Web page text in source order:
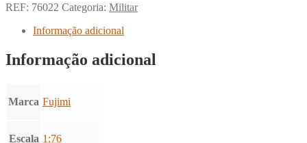
Ha
REF: 76022 Categoria: Militar
Informação adicional
Informação adicional
Marca Fujimi
Escala 1:76